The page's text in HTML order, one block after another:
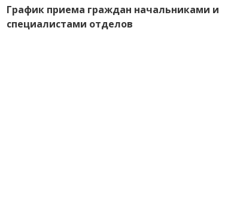
График приема граждан начальниками и
специалистами отделов